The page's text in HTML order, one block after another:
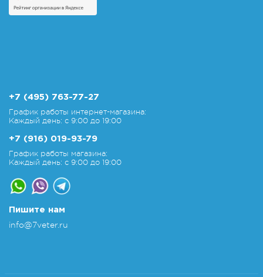
+7 (495) 763-77-27
График работы интернет-магазина:
Каждый день: с 9:00 до 19:00
+7 (916) 019-93-79
График работы магазина:
Каждый день: с 9:00 до 19:00
Пишите нам
info@7veter.ru